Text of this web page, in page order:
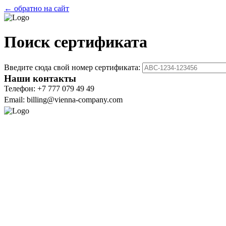
← обратно на сайт
Поиск сертификата
Введите сюда свой номер сертификата:
Наши контакты
Телефон: +7 777 079 49 49
Email: billing@vienna-company.com